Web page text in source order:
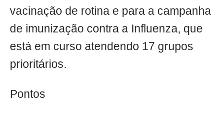
vacinação de rotina e para a campanha
de imunização contra a Influenza, que
está em curso atendendo 17 grupos
prioritários.
Pontos